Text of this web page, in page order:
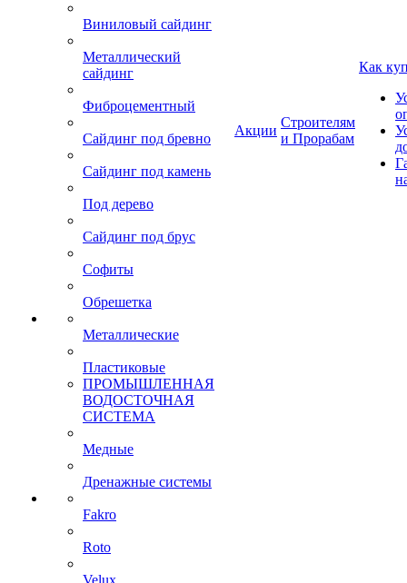
Виниловый сайдинг
Металлический
сайдинг
Фиброцементный
Сайдинг под бревно
Сайдинг под камень
Под дерево
Сайдинг под брус
Софиты
Обрешетка
Металлические
Пластиковые
ПРОМЫШЛЕННАЯ
ВОДОСТОЧНАЯ
СИСТЕМА
Медные
Дренажные системы
Fakro
Roto
Velux
Акции
Строителям
и Прорабам
Как